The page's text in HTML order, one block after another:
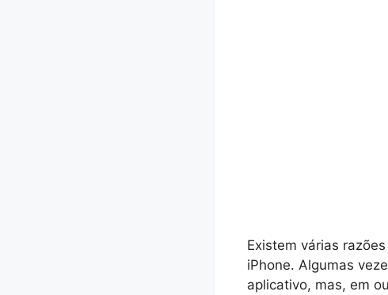
Existem várias
iPhone. Algumas
aplicativo, mas, em